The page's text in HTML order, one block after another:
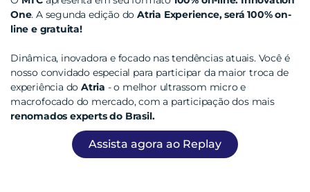
One. A segunda edição doAtria Experience, será 100% on-
line e gratuita!
Dinâmica, inovadora e focado nas tendências atuais. Você é
nosso convidado especial para participar da maior troca de
experiência doAtria - o melhor ultrassom micro e
macrofocado do mercado, com a participação dos mais
renomados experts do Brasil.
Assista agora ao Replay